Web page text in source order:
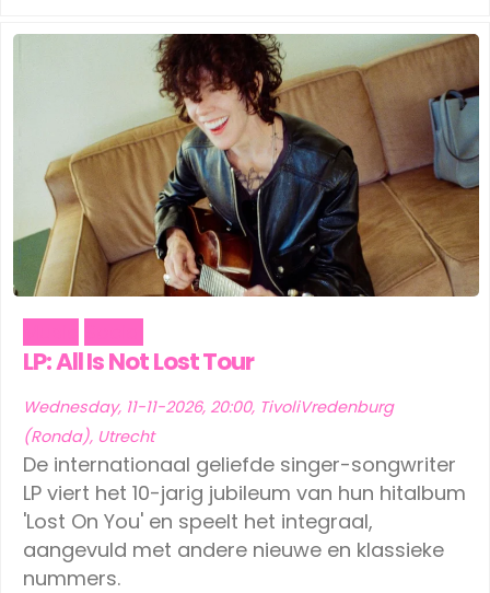
LP: All Is Not Lost Tour
Wednesday, 11-11-2026, 20:00, TivoliVredenburg
(Ronda), Utrecht
De internationaal geliefde singer-songwriter
LP viert het 10-jarig jubileum van hun hitalbum
'Lost On You' en speelt het integraal,
aangevuld met andere nieuwe en klassieke
nummers.